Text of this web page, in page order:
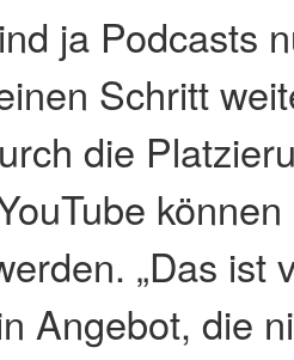
ja Podcasts
Schritt
die
„Das ist
Angebot, die